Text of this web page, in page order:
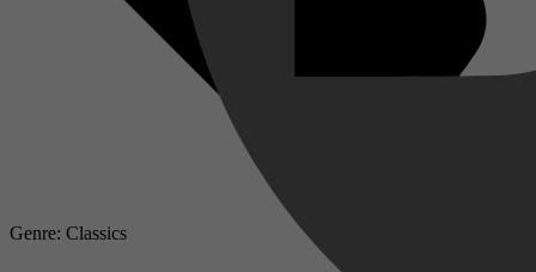
Genre: Classics